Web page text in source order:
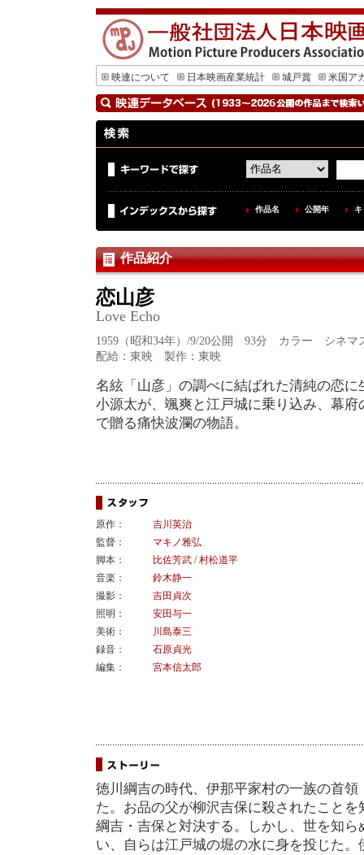
映連について 日本映画産業統計 城戸賞 米国ア
作品名 公開年
作品紹介
恋山彦
Love Echo
1959（昭和34年）/9/20公開 93分 カラー シネ
配給：東映 製作：東映
名絃「山彦」の調べに結ばれた清純の恋
小源太が、颯爽と江戸城に乗り込み、幕
で贈る痛快波瀾の物語。
原作：
吉川英治
監督：
マキノ雅弘
脚本：
比佐芳武/村松道平
音楽：
鈴木静一
撮影：
吉田貞次
照明：
安田与一
美術：
川島泰三
録音：
石原貞光
編集：
宮本信太郎
徳川綱吉の時代、伊那平家村の一族の首
た。お品の父が柳沢吉保に殺されたこと
綱吉・吉保と対決する。しかし、世を知
い、自らは江戸城の堀の水に身を投じた